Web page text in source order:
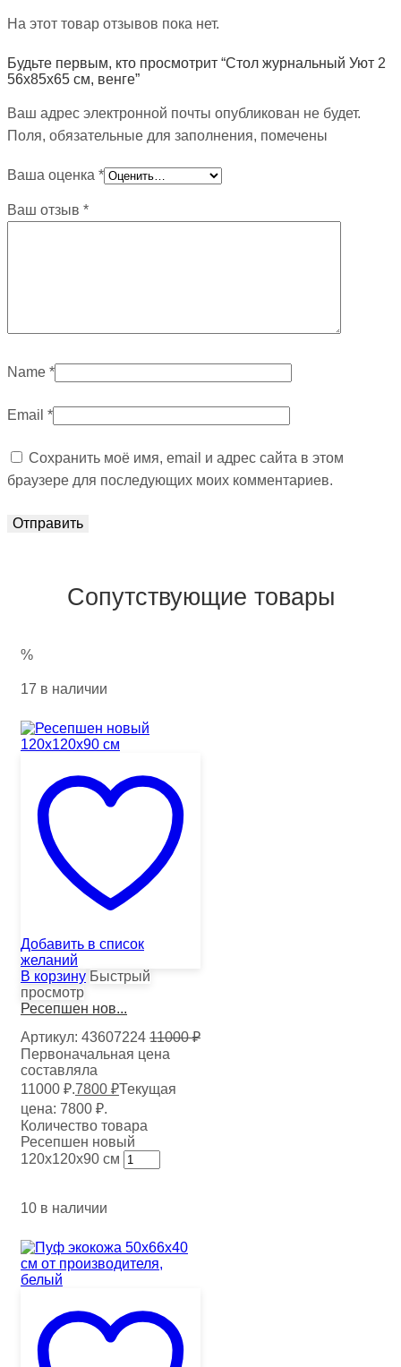
На этот товар отзывов пока нет.
Будьте первым, кто просмотрит “Стол журнальный Уют 2
56х85х65 см, венге”
Ваш адрес электронной почты опубликован не будет.
Поля, обязательные для заполнения, помечены
Ваша оценка *
Ваш отзыв *
Name *
Email *
Сохранить моё имя, email и адрес сайта в этом
браузере для последующих моих комментариев.
Сопутствующие товары
%
17 в наличии
Добавить в список
желаний
В корзину Быстрый
просмотр
Ресепшен нов...
Артикул: 43607224 11000₽
Первоначальная цена
составляла
11000 ₽.7800 ₽Текущая
цена: 7800 ₽.
Количество товара
Ресепшен новый
120х120х90 см
10 в наличии